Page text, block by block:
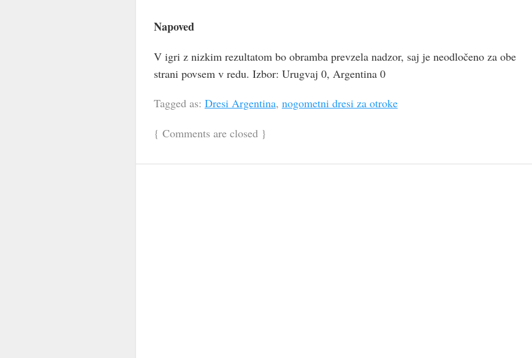
Napoved
V igri z nizkim rezultatom bo obramba prevzela nadzor, saj je neodločeno za obe
strani povsem v redu. Izbor: Urugvaj 0, Argentina 0
Tagged as: Dresi Argentina, nogometni dresi za otroke
{ Comments are closed}